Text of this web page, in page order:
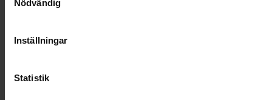
Nödvändig
Inställningar
Statistik